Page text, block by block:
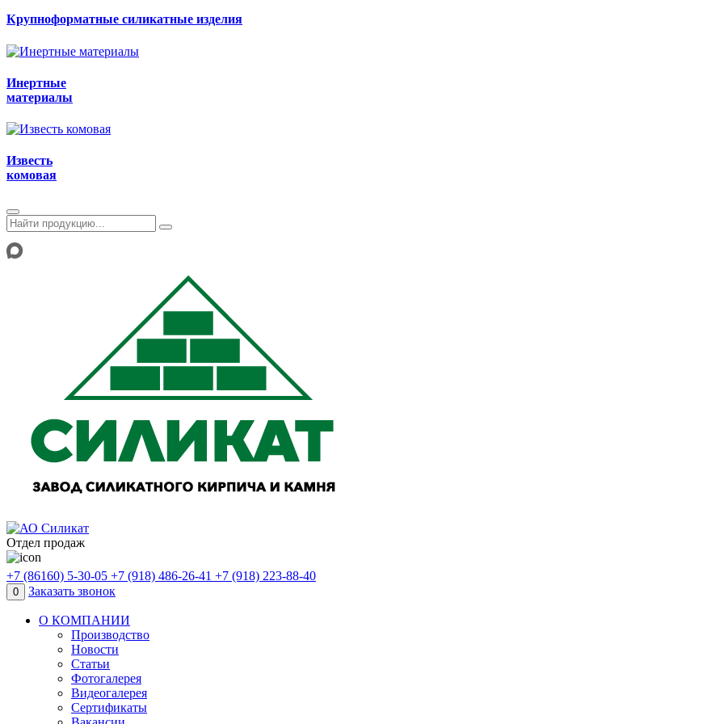
Крупноформатные силикатные изделия
Инертные
материалы
Известь
комовая
Отдел продаж
+7 (86160) 5-30-05 +7 (918) 486-26-41 +7 (918) 223-88-40
0 Заказать звонок
О КОМПАНИИ
Производство
Новости
Статьи
Фотогалерея
Видеогалерея
Сертификаты